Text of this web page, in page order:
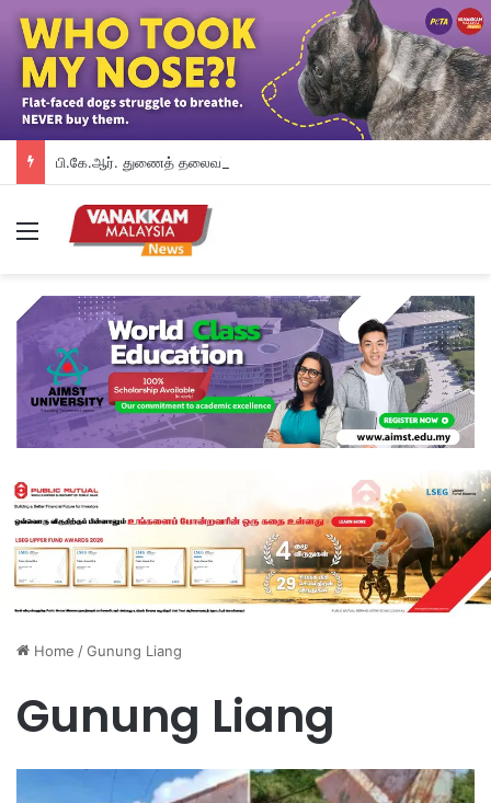
Menu
Home /Gunung Liang
Gunung Liang